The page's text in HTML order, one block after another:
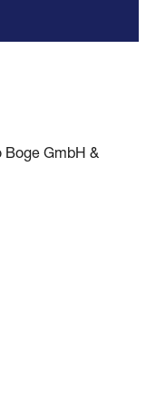
Boge GmbH &